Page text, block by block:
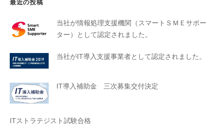
最近の投稿
当社が情報処理支援機関（スマートＳＭＥサポー
ター）として認定されました。
当社がIT導入支援事業者として認定されました。
IT導入補助金 三次募集交付決定
ITストラテジスト試験合格